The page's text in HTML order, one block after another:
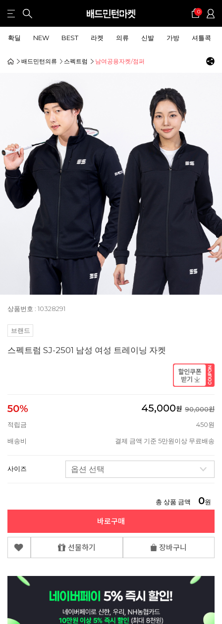
0
확딜 NEW BEST 라켓 의류 신발 가방 셔틀콕
배드민턴의류 스펙트럼 남여공용자켓/점퍼
상품번호 : 10328291
브랜드
스펙트럼 SJ-2501 남성 여성 트레이닝 자켓
50% 45,000원 90,000원
적립금
450원
배송비 결제 금액 기준 5만원이상 무료배송
사이즈
총 상품 금액 0원
바로구매
선물하기 장바구니